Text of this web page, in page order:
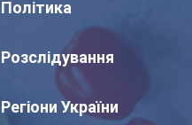
Політика
Розслідування
Регіони України